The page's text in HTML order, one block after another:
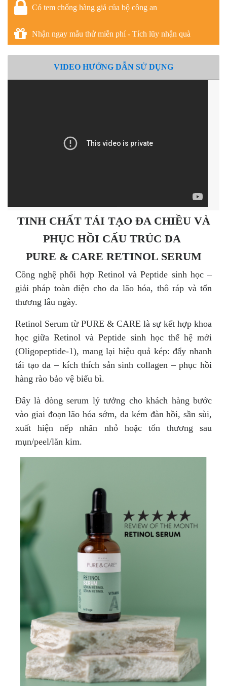
Có tem chống hàng giả của bộ công an
Nhận ngay mẫu thử miễn phí - Tích lũy nhận quà
VIDEO HƯỚNG DẪN SỬ DỤNG
TINH CHẤT TÁI TẠO ĐA CHIỀU VÀ
PHỤC HỒI CẤU TRÚC DA
PURE & CARE RETINOL SERUM
Công nghệ phối hợp Retinol và Peptide sinh học –
giải pháp toàn diện cho da lão hóa, thô ráp và tổn
thương lâu ngày.
Retinol Serum từ PURE & CARE là sự kết hợp khoa
học giữa Retinol và Peptide sinh học thế hệ mới
(Oligopeptide-1), mang lại hiệu quả kép: đẩy nhanh
tái tạo da – kích thích sản sinh collagen – phục hồi
hàng rào bảo vệ biểu bì.
Đây là dòng serum lý tưởng cho khách hàng bước
vào giai đoạn lão hóa sớm, da kém đàn hồi, sần sùi,
xuất hiện nếp nhăn nhỏ hoặc tổn thương sau
mụn/peel/lăn kim.